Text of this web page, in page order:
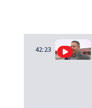
42:23